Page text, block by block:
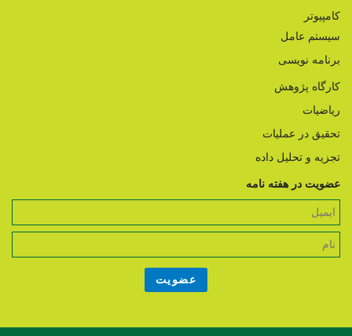
کامپیوتر
سیستم عامل
برنامه نویسی
کارگاه پژوهش
ریاضیات
تحقیق در عملیات
تجزیه و تحلیل داده
عضویت در هفته نامه